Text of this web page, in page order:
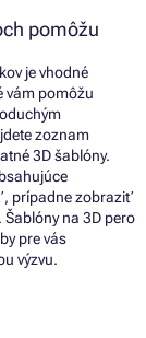
pomôžu
je vhodné
vám pomôžu
zoznam
3D šablóny.
prípadne zobraziť
na 3D pero
pre vás
výzvu.